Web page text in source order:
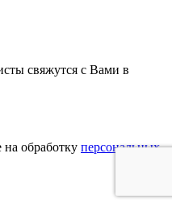
свяжутся с Вами в
обработку персональных